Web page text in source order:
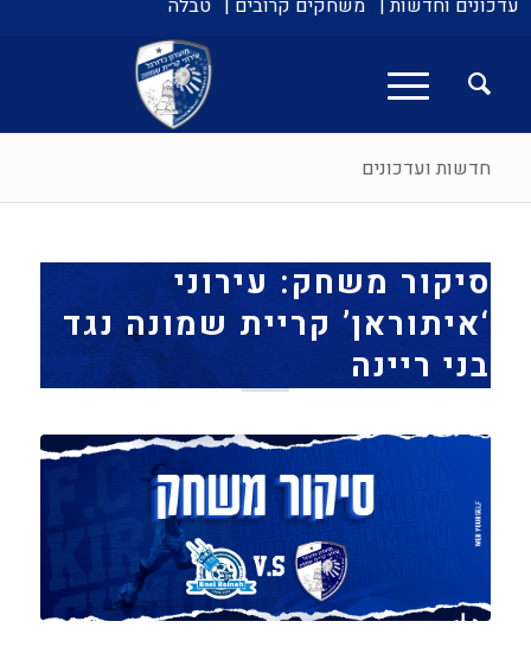
עדכונים וחדשות | משחקים קרובים | טבלה
חדשות ועדכונים
סיקור משחק: עירוני
‘איתוראן’ קריית שמונה נגד
בני ריינה